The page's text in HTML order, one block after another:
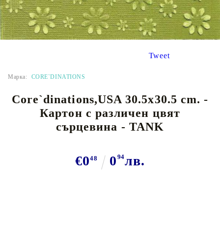
Tweet
Марка: CORE`DINATIONS
Core`dinations,USA 30.5x30.5 cm. -
Картон с различен цвят
сърцевина - TANK
€048 0 94лв.